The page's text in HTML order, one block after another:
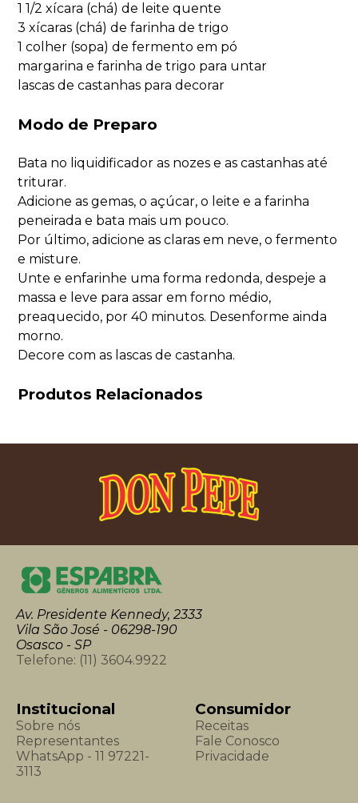
1 1/2 xícara (chá) de leite quente
3 xícaras (chá) de farinha de trigo
1 colher (sopa) de fermento em pó
margarina e farinha de trigo para untar
lascas de castanhas para decorar
Modo de Preparo
Bata no liquidificador as nozes e as castanhas até
triturar.
Adicione as gemas, o açúcar, o leite e a farinha
peneirada e bata mais um pouco.
Por último, adicione as claras em neve, o fermento
e misture.
Unte e enfarinhe uma forma redonda, despeje a
massa e leve para assar em forno médio,
preaquecido, por 40 minutos. Desenforme ainda
morno.
Decore com as lascas de castanha.
Produtos Relacionados
Av. Presidente Kennedy, 2333
Vila São José - 06298-190
Osasco - SP
Telefone: (11) 3604.9922
Institucional
Sobre nós
Representantes
WhatsApp - 11 97221-
3113
Consumidor
Receitas
Fale Conosco
Privacidade